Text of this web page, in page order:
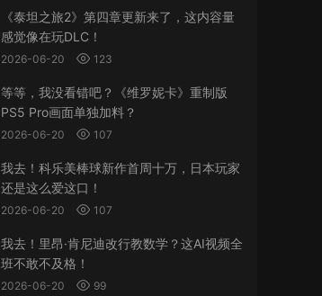
《泰坦之旅2》第四章更新来了，这内容量
感觉像在玩DLC！
2026-06-20 123
等等，我没看错吧？《维罗妮卡》重制版
PS5 Pro画面单独加料？
2026-06-20 107
我去！科乐美棒球新作首周十万，日本玩家
还是这么爱这口！
2026-06-20 107
我去！里昂·肯尼迪改行教数学？这AI视频全
班不敢不及格！
2026-06-20 99